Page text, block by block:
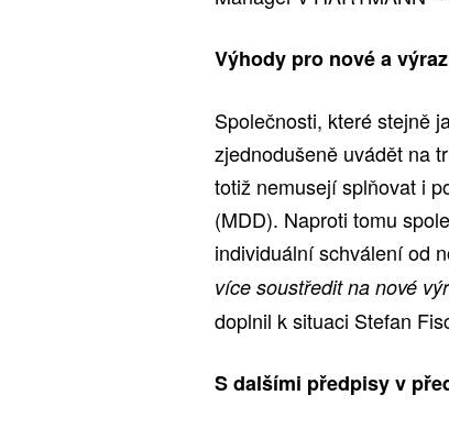
Výhody pro nové a
Společnosti, které stejně
zjednodušeně uvádět na
totiž nemusejí splňovat i
(MDD). Naproti tomu
individuální schválení od
více soustředit na nové
doplnil k situaci Stefan
S dalšími předpisy v